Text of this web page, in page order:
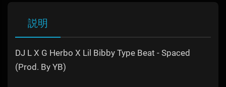
説明
DJ L X G Herbo X Lil Bibby Type Beat - Spaced
(Prod. By YB)